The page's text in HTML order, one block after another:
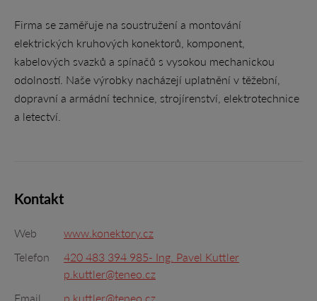
Firma se zaměřuje na soustružení a montování
elektrických kruhových konektorů, komponent,
kabelových svazků a spínačů s vysokou mechanickou
odolností. Naše výrobky nacházejí uplatnění v těžební,
dopravní a armádní technice, strojírenství, elektrotechnice
a letectví.
Kontakt
Web
www.konektory.cz
Telefon
420 483 394 985- Ing. Pavel Kuttler
p.kuttler@teneo.cz
Email
p.kuttler@teneo.cz